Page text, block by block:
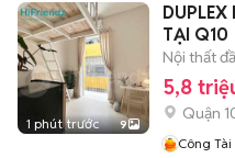
1 phút trước 9
TẠI Q10
Nội thất
5,8
Quận
Công